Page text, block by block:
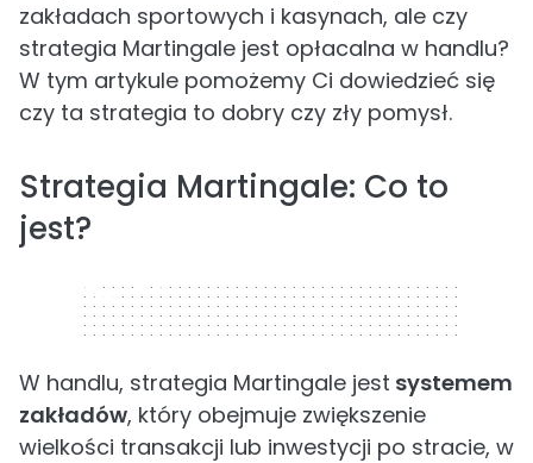
zakładach sportowych i kasynach, ale czy
strategia Martingale jest opłacalna w handlu?
W tym artykule pomożemy Ci dowiedzieć się
czy ta strategia to dobry czy zły pomysł.
Strategia Martingale: Co to
jest?
320 x 50
W handlu, strategia Martingale jest systemem
zakładów, który obejmuje zwiększenie
wielkości transakcji lub inwestycji po stracie, w